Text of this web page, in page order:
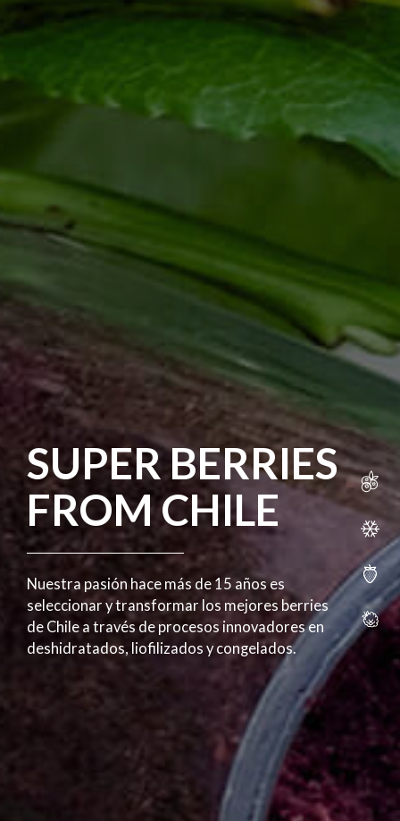
SUPER BERRIES
FROM CHILE
Nuestra pasión hace más de 15 años es
seleccionar y transformar los mejores berries
de Chile a través de procesos innovadores en
deshidratados, liofilizados y congelados.